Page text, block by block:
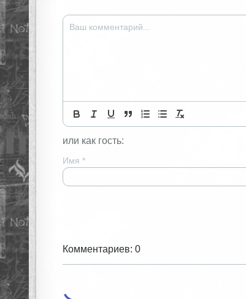
или как гость:
Имя *
Комментариев: 0